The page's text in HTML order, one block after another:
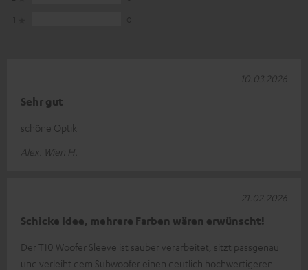
Sehr gut
schöne Optik
Alex. Wien H.
10.03.2026
Schicke Idee, mehrere Farben wären erwünscht!
Der T10 Woofer Sleeve ist sauber verarbeitet, sitzt passgenau
und verleiht dem Subwoofer einen deutlich hochwertigeren
21.02.2026